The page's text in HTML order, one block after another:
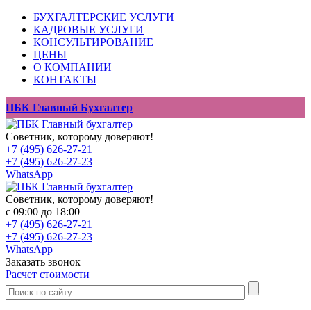
БУХГАЛТЕРСКИЕ УСЛУГИ
КАДРОВЫЕ УСЛУГИ
КОНСУЛЬТИРОВАНИЕ
ЦЕНЫ
О КОМПАНИИ
КОНТАКТЫ
ПБК Главный Бухгалтер
Советник, которому доверяют!
+7 (495) 626-27-21
+7 (495) 626-27-23
WhatsApp
Советник, которому доверяют!
с 09:00 до 18:00
+7 (495) 626-27-21
+7 (495) 626-27-23
WhatsApp
Заказать звонок
Расчет стоимости